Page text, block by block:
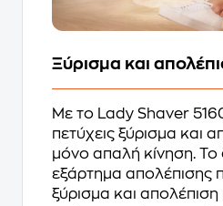
Ξύρισμα και
Με το Lady Shaver
πετύχεις ξύρισμα και
μόνο απαλή κίνηση.
εξάρτημα απολέπισης
ξύρισμα και